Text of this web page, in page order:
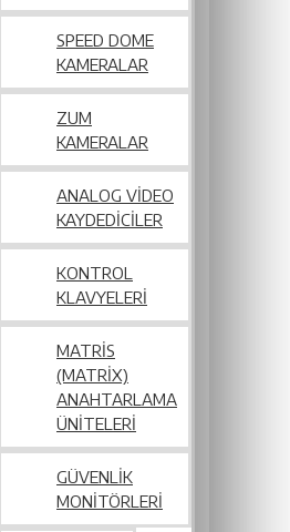
SPEED DOME
KAMERALAR
ZUM
KAMERALAR
ANALOG VIDEO
KAYDEDICILER
KONTROL
KLAVYELERI
MATRIS
(MATRIX)
ANAHTARLAMA
ÜNITELERI
GÜVENLIK
MONITÖRLERI